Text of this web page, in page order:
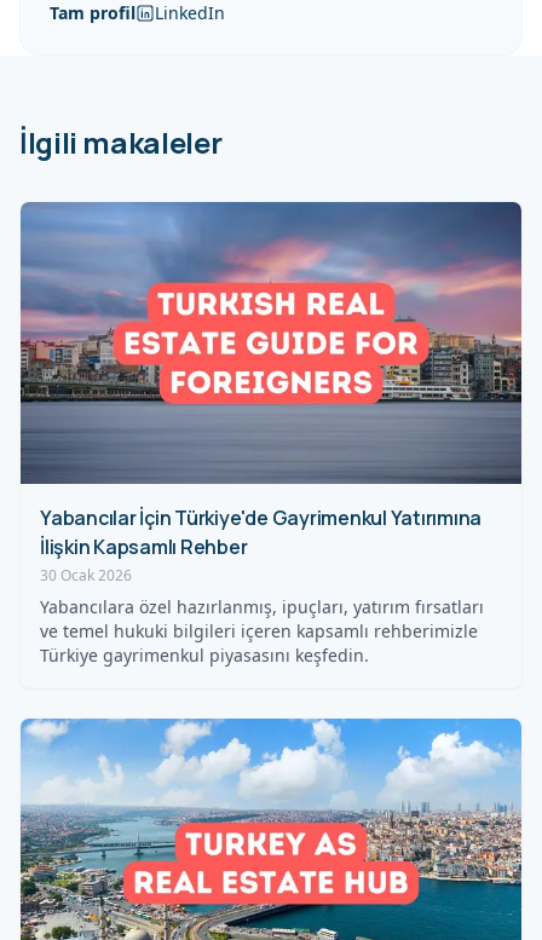
Tam profil
LinkedIn
İlgili makaleler
Yabancılar İçin Türkiye'de Gayrimenkul Yatırımına
İlişkin Kapsamlı Rehber
30 Ocak 2026
Yabancılara özel hazırlanmış, ipuçları, yatırım fırsatları
ve temel hukuki bilgileri içeren kapsamlı rehberimizle
Türkiye gayrimenkul piyasasını keşfedin.